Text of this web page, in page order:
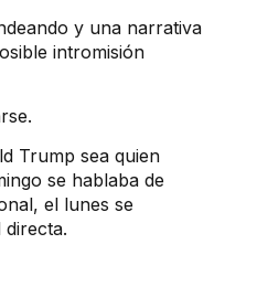
y una narrativa
intromisión
Trump sea quien
se hablaba de
el lunes se
directa.